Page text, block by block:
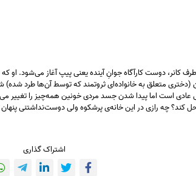
طرف کانر، دوست کارآگاه جوانِ آینده یعنی پیپ آغاز می‌شود.
(دختری متعلق به خانواده‌ای ثروتمند که توسط آن‌ها طرد
عادی است اما پیدا شدن جسد مردی خونین همه‌چیز را
را حل کند؟ چه رازی در این خانه‌ی پرشکوه ولی دوست‌نداشتنی
اشتراک گذاری